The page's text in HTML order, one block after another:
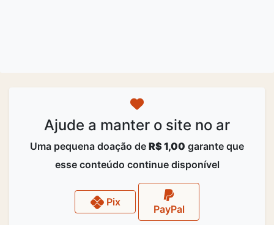
Ajude a manter o site no ar
Uma pequena doação de R$ 1,00 garante que
esse conteúdo continue disponível
Pix
PayPal